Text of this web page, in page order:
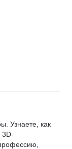
Узнаете, как
3D-